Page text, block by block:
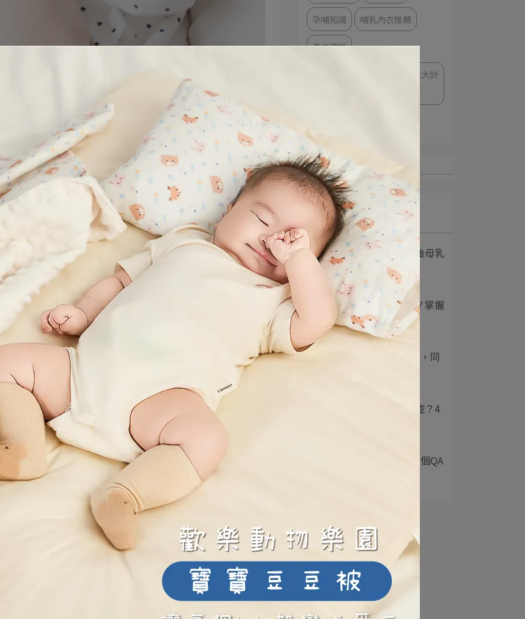
在產檯上就可以摟抱寶寶、讓寶寶學著尋乳、吸奶。根據佛洛
段，這階段的寶寶常常表現出喜歡吸吮乳頭與奶嘴、啃咬自己
寶寶有這種想滿足口慾的行為都屬於正常現象 。可以在2歲以前
理需求上獲得極大的滿足感，並對母親產生高度的情感依附，
孕哺知識 哺乳內衣推薦
產後餵奶
新生兒奶量怎麼增加？掌握2大計
Latest
1 產後多久有母乳？產後母乳
量4個階段帶新手⋯
新生兒奶量怎麼增加？掌握
2大計算技巧，解⋯
哺乳期運動注意這3點，同
上班哺乳時間怎麼掌控？4
石頭奶會自己退嗎？3個QA